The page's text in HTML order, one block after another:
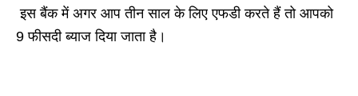
इस बैंक में अगर आप तीन साल के लिए एफडी करते हैं तो आपको
9 फीसदी ब्याज दिया जाता है।